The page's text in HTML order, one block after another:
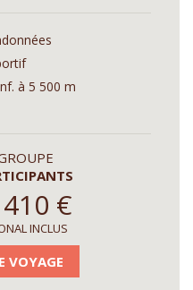
à 5 500 m
€
INCLUS
VOYAGE